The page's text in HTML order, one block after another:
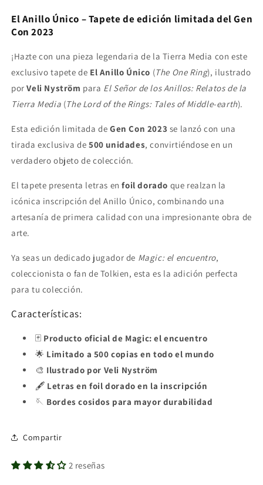
los
Anillos
Relatos
de
la
Tierra
Media
Bordado
-
Magic
los
Relatos
de
la
Tierra
Media
Bordado
-
Magic
El Anillo Único – Tapete de edición limitada del Gen
Con 2023
¡Hazte con una pieza legendaria de la Tierra Media con este
exclusivo tapete de El Anillo Único (The One Ring), ilustrado
porVeli Nyström para El Señor de los Anillos: Relatos de la
Tierra Media (The Lord of the Rings: Tales of Middle-earth).
Esta edición limitada de Gen Con 2023 se lanzó con una
tirada exclusiva de 500 unidades, convirtiéndose en un
verdadero objeto de colección.
El tapete presenta letras enfoil dorado que realzan la
icónica inscripción del Anillo Único, combinando una
artesanía de primera calidad con una impresionante obra de
arte.
Ya seas un dedicado jugador de Magic: el encuentro,
coleccionista o fan de Tolkien, esta es la adición perfecta
para tu colección.
Características:
🃏 Producto oficial de Magic: el encuentro
🌟 Limitado a 500 copias en todo el mundo
🎨 Ilustrado por Veli Nyström
🖋️ Letras en foil dorado en la inscripción
🪡 Bordes cosidos para mayor durabilidad
Compartir
2 reseñas